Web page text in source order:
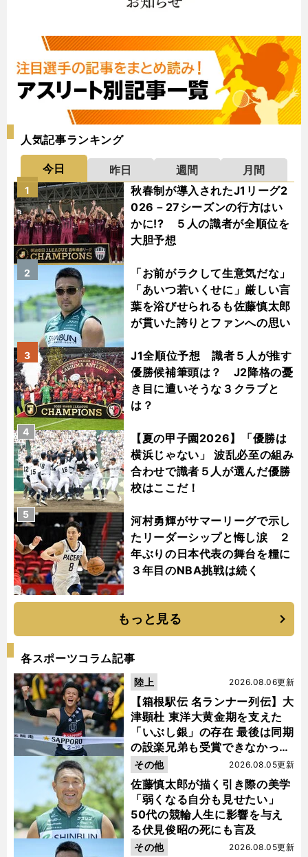
人気記事ランキング
今日 昨日 週間
月間
秋春制が導入されたJ1リーグ2
026－27シーズンの行方はい
かに!? ５人の識者が全順位を
大胆予想
1
「お前がラクして生意気だな」
「あいつ若いくせに」厳しい言
葉を浴びせられるも佐藤慎太郎
が貫いた誇りとファンへの思い
2
J1全順位予想 識者５人が推す
優勝候補筆頭は？ J2降格の憂
き目に遭いそうな３クラブと
は？
3
【夏の甲子園2026】「優勝は
横浜じゃない」 波乱必至の組み
合わせで識者５人が選んだ優勝
校はここだ！
4
河村勇輝がサマーリーグで示し
たリーダーシップと悔し涙 ２
年ぶりの日本代表の舞台を糧に
３年目のNBA挑戦は続く
5
もっと見る
各スポーツコラム記事
【箱根駅伝 名ランナー列伝】大
津顕杜 東洋大黄金期を支えた
「いぶし銀」の存在 最後は同期
の設楽兄弟も受賞できなかった
金栗杯に輝く
2026.08.06更新
陸上
佐藤慎太郎が描く引き際の美学
「弱くなる自分も見せたい」
50代の競輪人生に影響を与え
る伏見俊昭の死にも言及
2026.08.05更新
その他
2026.08.05更新
その他